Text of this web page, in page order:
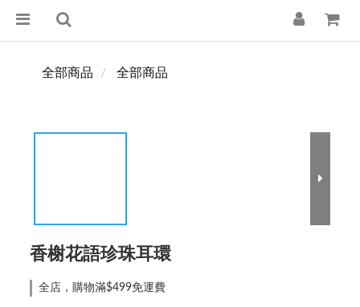
全部商品 全部商品
香榭花語珍珠耳環
全店，購物滿$499免運費